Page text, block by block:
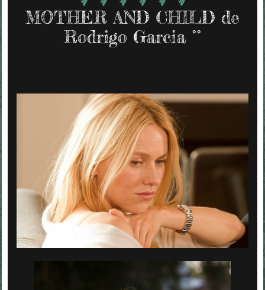
MOTHER AND CHILD de
Rodrigo Garcia °°